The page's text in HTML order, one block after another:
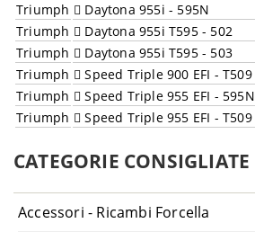
Triumph
Daytona 955i - 595N
Triumph
Daytona 955i T595 - 502
Triumph
Daytona 955i T595 - 503
Triumph
Speed Triple 900 EFI - T509
Triumph
Speed Triple 955 EFI - 595N
Triumph
Speed Triple 955 EFI - T509
CATEGORIE CONSIGLIATE
Accessori - Ricambi Forcella